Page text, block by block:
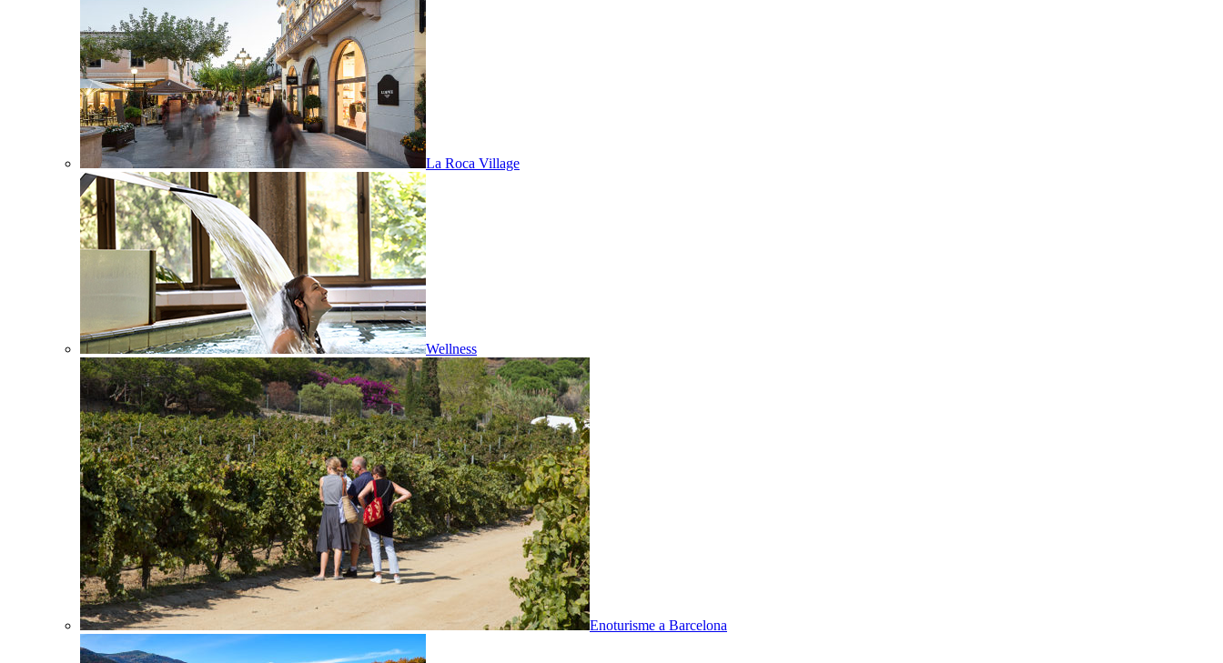
La Roca Village
Wellness
Enoturisme a Barcelona